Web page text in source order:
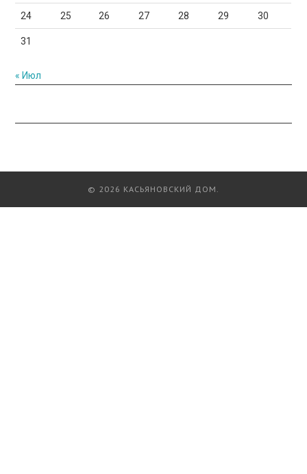
24 25 26 27 28 29 30
31
« Июл
© 2026 КАСЬЯНОВСКИЙ ДОМ.